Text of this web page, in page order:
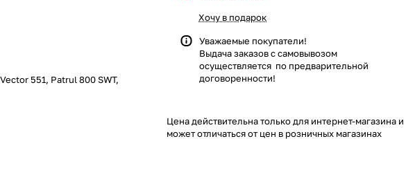
551, Patrul 800 SWT,
Хочу в подарок
Уважаемые покупатели!
Выдача заказов с самовывозом
осуществляется по предварительной
договоренности!
Цена действительна только для интернет-магазина и
может отличаться от цен в розничных магазинах